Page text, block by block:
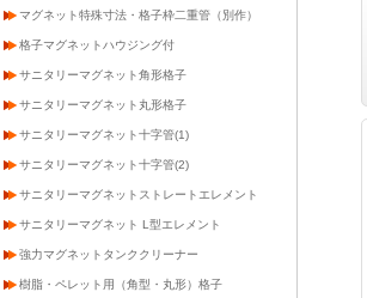
マグネット特殊寸法・格子枠二重管（別作）
格子マグネットハウジング付
サニタリーマグネット角形格子
サニタリーマグネット丸形格子
サニタリーマグネット十字管(1)
サニタリーマグネット十字管(2)
サニタリーマグネットストレートエレメント
サニタリーマグネット L型エレメント
強力マグネットタンククリーナー
樹脂・ペレット用（角型・丸形）格子